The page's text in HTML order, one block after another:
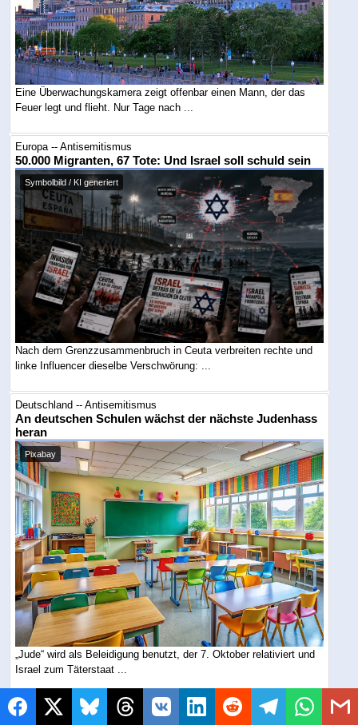
Eine Überwachungskamera zeigt offenbar einen Mann, der das
Feuer legt und flieht. Nur Tage nach ...
Europa -- Antisemitismus
50.000 Migranten, 67 Tote: Und Israel soll schuld sein
Symbolbild / KI generiert
Nach dem Grenzzusammenbruch in Ceuta verbreiten rechte und
linke Influencer dieselbe Verschwörung: ...
Deutschland -- Antisemitismus
An deutschen Schulen wächst der nächste Judenhass
heran
Pixabay
„Jude“ wird als Beleidigung benutzt, der 7. Oktober relativiert und
Israel zum Täterstaat ...
Deutschland -- Antisemitismus